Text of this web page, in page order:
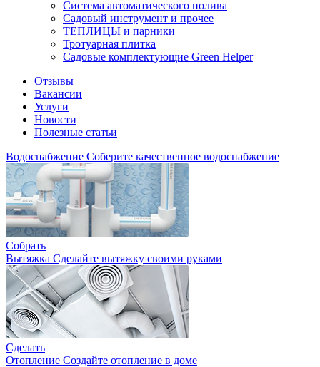
Система автоматического полива
Садовый инструмент и прочее
ТЕПЛИЦЫ и парники
Тротуарная плитка
Садовые комплектующие Green Helper
Отзывы
Вакансии
Услуги
Новости
Полезные статьи
Водоснабжение Соберите качественное водоснабжение
Собрать
Вытяжка Сделайте вытяжку своими руками
Сделать
Отопление Создайте отопление в доме